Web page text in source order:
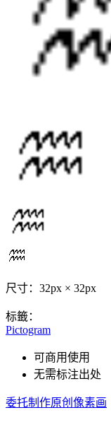
尺寸：32px × 32px
标籤：
Pictogram
可商用使用
无需标注出处
委托制作原创像素画